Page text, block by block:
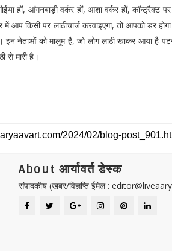
हों, आंगनबाड़ी वर्कर हों, आशा वर्कर हों,
आप किसी पर लाठीचार्ज करवाइएगा, तो आपको डर
इन नेताओं को मालूम है, जो लोग लाठी खाकर आया है
से मारी है।
About आर्यावर्त डेस्क
संपादकीय (खबर/विज्ञप्ति ईमेल :